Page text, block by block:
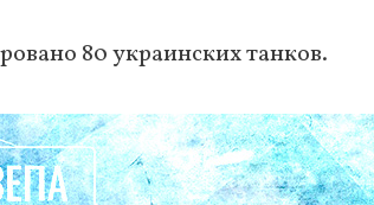
80 украинских танков.